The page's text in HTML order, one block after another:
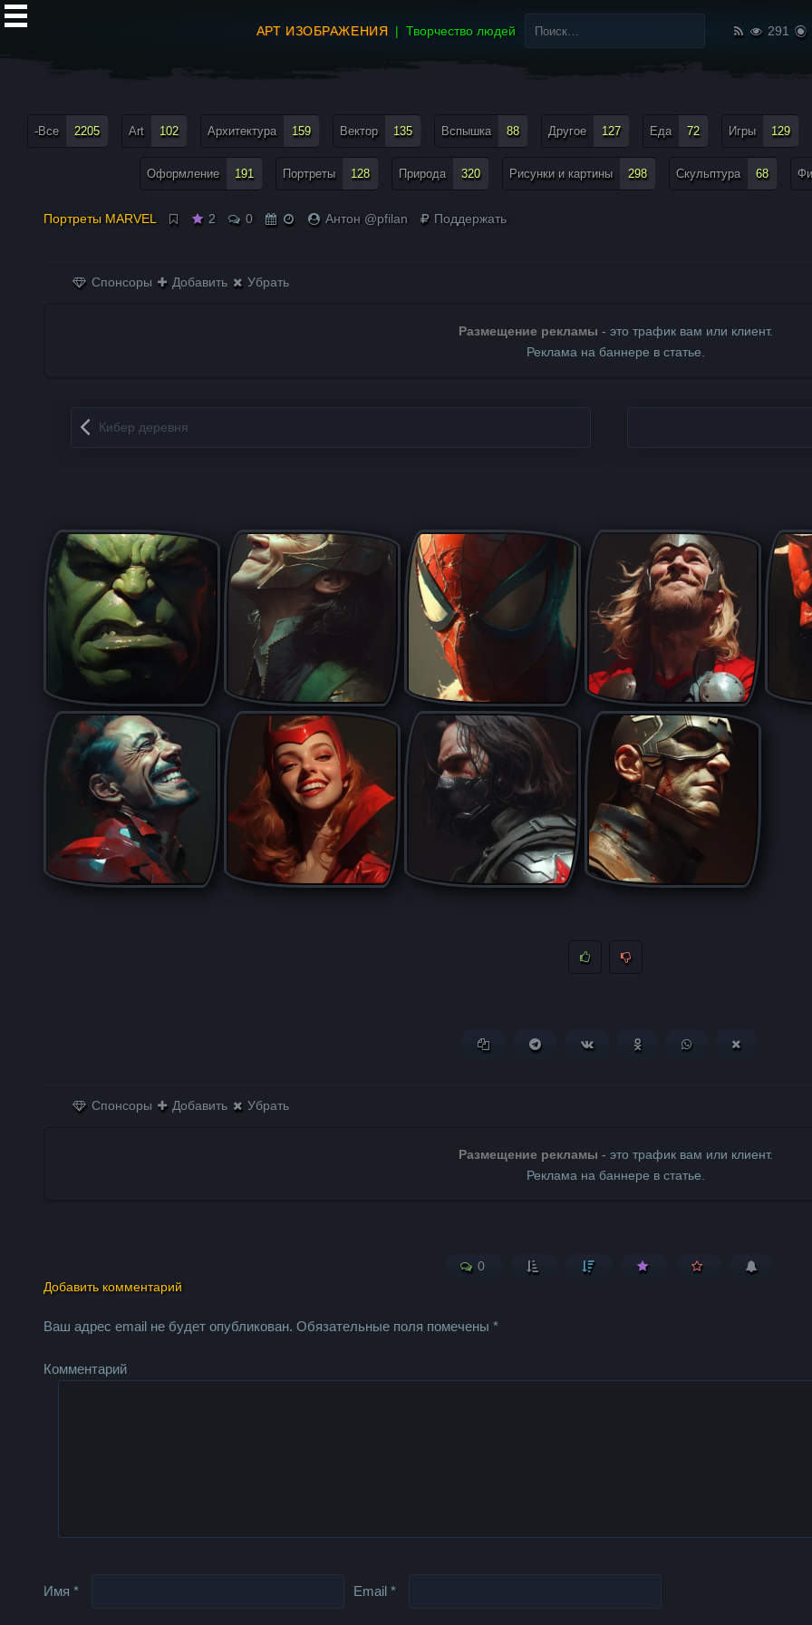
АРТ ИЗОБРАЖЕНИЯ Творчество людей
Найти:
291
-Все 2205 Art 102 Архитектура 159 Вектор 135 Вспышка 88 Другое 127 Еда 72 Игры 129
Оформление 191 Портреты 128 Природа 320 Рисунки и картины 298 Скульптура 68
Портреты MARVEL 2 0 Антон @pfilan Поддержать
Спонсоры Добавить Убрать
Размещение рекламы - это трафик вам или клиент.
Реклама на баннере в статье.
Запись навигация
Кибер деревня
Копировать ссылкуПоделиться в Telegram
Поделиться ВКонтакте
Поделиться вПоделиться в
Спонсоры Добавить Убрать
Размещение рекламы - это трафик вам или клиент.
Реклама на баннере в статье.
0
Добавить комментарий
Ваш адрес email не будет опубликован. Обязательные поля помечены*
Комментарий
Имя* Email*